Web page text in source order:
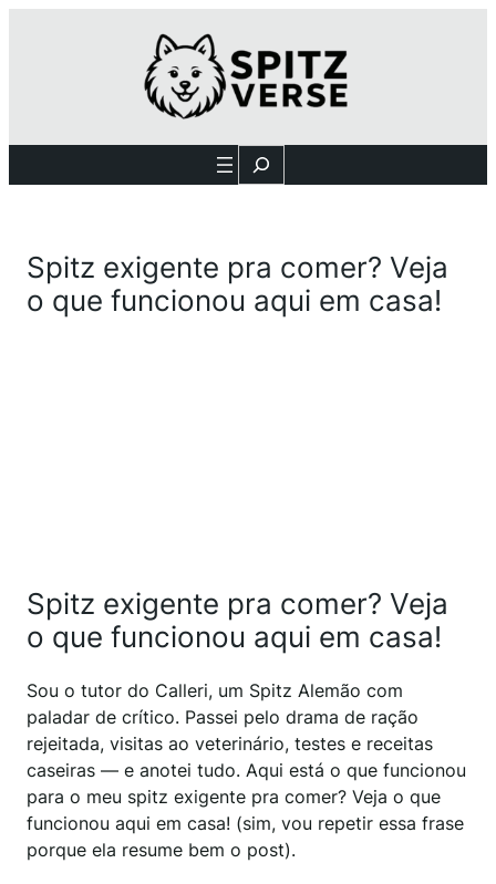
Search
Spitz exigente pra comer? Veja
o que funcionou aqui em casa!
Spitz exigente pra comer? Veja
o que funcionou aqui em casa!
Sou o tutor do Calleri, um Spitz Alemão com
paladar de crítico. Passei pelo drama de ração
rejeitada, visitas ao veterinário, testes e receitas
caseiras — e anotei tudo. Aqui está o que funcionou
para o meu spitz exigente pra comer? Veja o que
funcionou aqui em casa! (sim, vou repetir essa frase
porque ela resume bem o post).